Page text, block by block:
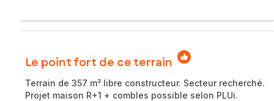
Le point fort de ce terrain
Terrain de 357 m² libre constructeur. Secteur recherché.
Projet maison R+1 + combles possible selon PLUi.